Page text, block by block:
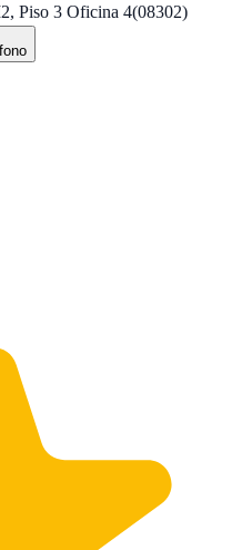
Piso 3 Oficina 4(08302)